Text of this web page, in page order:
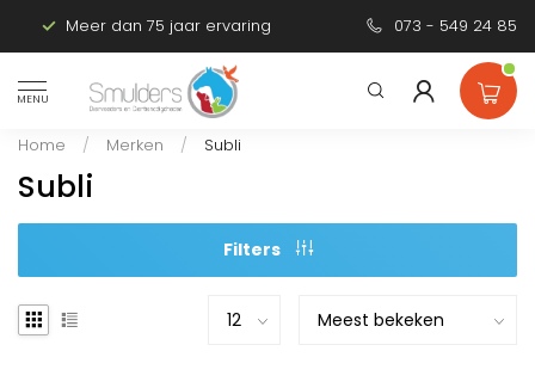
Meer dan 75 jaar ervaring Persoonlijk
073 - 549 24 85
MENU
Home / Merken / Subli
Subli
Filters